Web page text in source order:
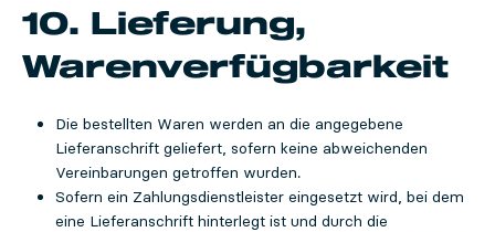
10. Lieferung,
Warenverfügbarkeit
Die bestellten Waren werden an die angegebene
Lieferanschrift geliefert, sofern keine abweichenden
Vereinbarungen getroffen wurden.
Sofern ein Zahlungsdienstleister eingesetzt wird, bei dem
eine Lieferanschrift hinterlegt ist und durch die